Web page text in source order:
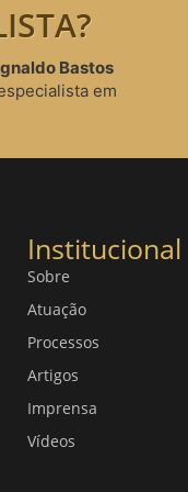
Bastos
em
Institucional
Sobre
Atuação
Processos
Artigos
Imprensa
Vídeos